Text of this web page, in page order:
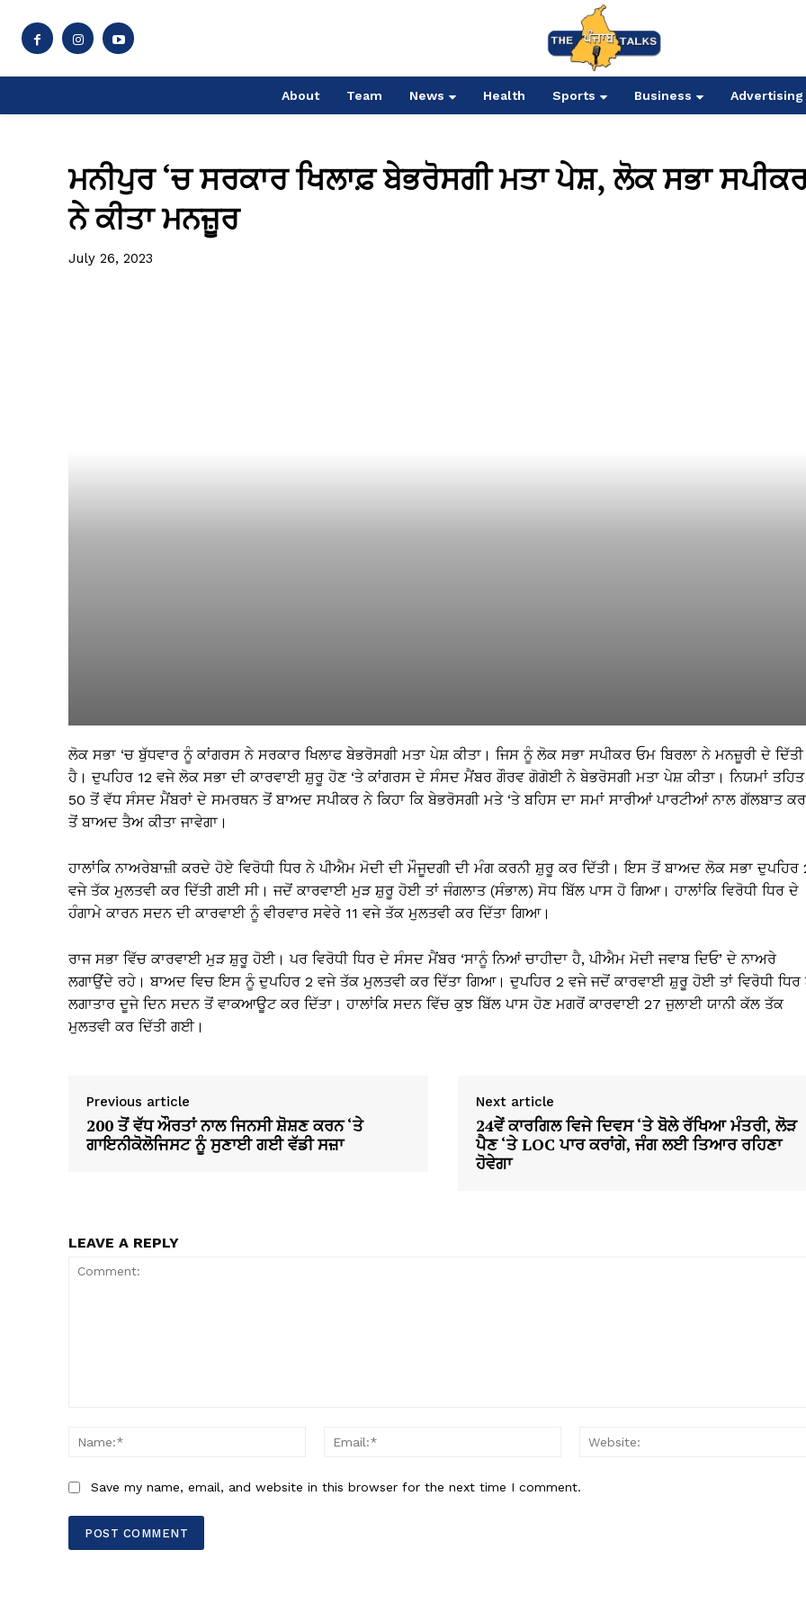
About Team News Health Sports Business Advertising
ਮਨੀਪੁਰ ‘ਚ ਸਰਕਾਰ ਖਿਲਾਫ਼ ਬੇਭਰੋਸਗੀ ਮਤਾ ਪੇਸ਼, ਲੋਕ ਸਭਾ
ਨੇ ਕੀਤਾ ਮਨਜ਼ੂਰ
July 26, 2023
ਲੋਕ ਸਭਾ ‘ਚ ਬੁੱਧਵਾਰ ਨੂੰ ਕਾਂਗਰਸ ਨੇ ਸਰਕਾਰ ਖਿਲਾਫ ਬੇਭਰੋਸਗੀ ਮਤਾ ਪੇਸ਼ ਕੀਤਾ। ਜਿਸ ਨੂੰ ਲੋਕ ਸਭਾ ਸਪੀਕਰ ਓਮ ਬਿਰਲਾ ਨੇ ਮਨਜ਼ੂਰੀ ਦੇ ਦਿੱਤੀ
ਹੈ। ਦੁਪਹਿਰ 12 ਵਜੇ ਲੋਕ ਸਭਾ ਦੀ ਕਾਰਵਾਈ ਸ਼ੁਰੂ ਹੋਣ ‘ਤੇ ਕਾਂਗਰਸ ਦੇ ਸੰਸਦ ਮੈਂਬਰ ਗੌਰਵ ਗੋਗੋਈ ਨੇ ਬੇਭਰੋਸਗੀ ਮਤਾ ਪੇਸ਼ ਕੀਤਾ। ਨਿਯਮਾਂ ਤਹਿਤ
50 ਤੋਂ ਵੱਧ ਸੰਸਦ ਮੈਂਬਰਾਂ ਦੇ ਸਮਰਥਨ ਤੋਂ ਬਾਅਦ ਸਪੀਕਰ ਨੇ ਕਿਹਾ ਕਿ ਬੇਭਰੋਸਗੀ ਮਤੇ ‘ਤੇ ਬਹਿਸ ਦਾ ਸਮਾਂ ਸਾਰੀਆਂ ਪਾਰਟੀਆਂ ਨਾਲ ਗੱਲਬਾਤ
ਤੋਂ ਬਾਅਦ ਤੈਅ ਕੀਤਾ ਜਾਵੇਗਾ।
ਹਾਲਾਂਕਿ ਨਾਅਰੇਬਾਜ਼ੀ ਕਰਦੇ ਹੋਏ ਵਿਰੋਧੀ ਧਿਰ ਨੇ ਪੀਐਮ ਮੋਦੀ ਦੀ ਮੌਜੂਦਗੀ ਦੀ ਮੰਗ ਕਰਨੀ ਸ਼ੁਰੂ ਕਰ ਦਿੱਤੀ। ਇਸ ਤੋਂ ਬਾਅਦ ਲੋਕ ਸਭਾ ਦੁਪਹਿਰ
ਵਜੇ ਤੱਕ ਮੁਲਤਵੀ ਕਰ ਦਿੱਤੀ ਗਈ ਸੀ। ਜਦੋਂ ਕਾਰਵਾਈ ਮੁੜ ਸ਼ੁਰੂ ਹੋਈ ਤਾਂ ਜੰਗਲਾਤ (ਸੰਭਾਲ) ਸੋਧ ਬਿੱਲ ਪਾਸ ਹੋ ਗਿਆ। ਹਾਲਾਂਕਿ ਵਿਰੋਧੀ ਧਿਰ ਦੇ
ਹੰਗਾਮੇ ਕਾਰਨ ਸਦਨ ਦੀ ਕਾਰਵਾਈ ਨੂੰ ਵੀਰਵਾਰ ਸਵੇਰੇ 11 ਵਜੇ ਤੱਕ ਮੁਲਤਵੀ ਕਰ ਦਿੱਤਾ ਗਿਆ।
ਰਾਜ ਸਭਾ ਵਿੱਚ ਕਾਰਵਾਈ ਮੁੜ ਸ਼ੁਰੂ ਹੋਈ। ਪਰ ਵਿਰੋਧੀ ਧਿਰ ਦੇ ਸੰਸਦ ਮੈਂਬਰ ‘ਸਾਨੂੰ ਨਿਆਂ ਚਾਹੀਦਾ ਹੈ, ਪੀਐਮ ਮੋਦੀ ਜਵਾਬ ਦਿਓ’ ਦੇ ਨਾਅਰੇ
ਲਗਾਉਂਦੇ ਰਹੇ। ਬਾਅਦ ਵਿਚ ਇਸ ਨੂੰ ਦੁਪਹਿਰ 2 ਵਜੇ ਤੱਕ ਮੁਲਤਵੀ ਕਰ ਦਿੱਤਾ ਗਿਆ। ਦੁਪਹਿਰ 2 ਵਜੇ ਜਦੋਂ ਕਾਰਵਾਈ ਸ਼ੁਰੂ ਹੋਈ ਤਾਂ ਵਿਰੋਧੀ ਧਿਰ
ਲਗਾਤਾਰ ਦੂਜੇ ਦਿਨ ਸਦਨ ਤੋਂ ਵਾਕਆਊਟ ਕਰ ਦਿੱਤਾ। ਹਾਲਾਂਕਿ ਸਦਨ ਵਿੱਚ ਕੁਝ ਬਿੱਲ ਪਾਸ ਹੋਣ ਮਗਰੋਂ ਕਾਰਵਾਈ 27 ਜੁਲਾਈ ਯਾਨੀ ਕੱਲ ਤੱਕ
ਮੁਲਤਵੀ ਕਰ ਦਿੱਤੀ ਗਈ।
Previous article
200 ਤੋਂ ਵੱਧ ਔਰਤਾਂ ਨਾਲ ਜਿਨਸੀ ਸ਼ੋਸ਼ਣ ਕਰਨ ‘ਤੇ
ਗਾਇਨੀਕੋਲੋਜਿਸਟ ਨੂੰ ਸੁਣਾਈ ਗਈ ਵੱਡੀ ਸਜ਼ਾ
Next article
24ਵੇਂ ਕਾਰਗਿਲ ਵਿਜੇ ਦਿਵਸ ‘ਤੇ ਬੋਲੇ ਰੱਖਿਆ ਮੰਤਰੀ, ਲੋੜ
ਪੈਣ ‘ਤੇ LOC ਪਾਰ ਕਰਾਂਗੇ, ਜੰਗ ਲਈ ਤਿਆਰ ਰਹਿਣਾ
ਹੋਵੇਗਾ
LEAVE A REPLY
Name:*
Email:*
Save my name, email, and website in this browser for the next time I comment.